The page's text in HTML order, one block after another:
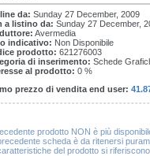
da: Sunday 27 December, 2009
a listino da: Sunday 27 December,
Avermedia
indicativo: Non Disponibile
prodotto: 621276003
di inserimento: Schede
al prodotto: 0 %
prezzo di vendita end user:
prodotto NON è più
scheda è da ritenersi
del prodotto si